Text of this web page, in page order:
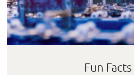
Fun Facts